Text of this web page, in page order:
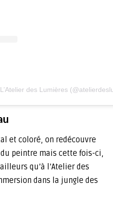
des Lumières
et coloré, on redécouvre
peintre mais cette fois-ci,
qu’à l’Atelier des
dans la jungle des